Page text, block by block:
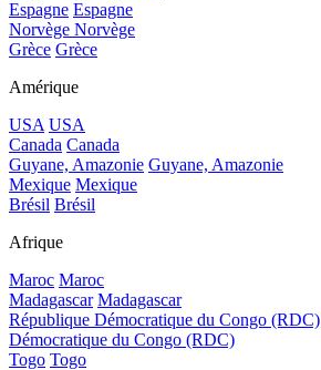
Espagne Espagne
Norvège Norvège
Grèce Grèce
Amérique
USA USA
Canada Canada
Guyane, Amazonie Guyane, Amazonie
Mexique Mexique
Brésil Brésil
Afrique
Maroc Maroc
Madagascar Madagascar
République Démocratique du Congo (RDC)
Démocratique du Congo (RDC)
Togo Togo